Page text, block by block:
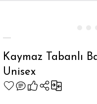
Kaymaz Tabanlı
Unisex